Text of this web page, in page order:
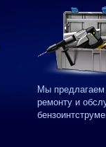
Мы
ремонту и